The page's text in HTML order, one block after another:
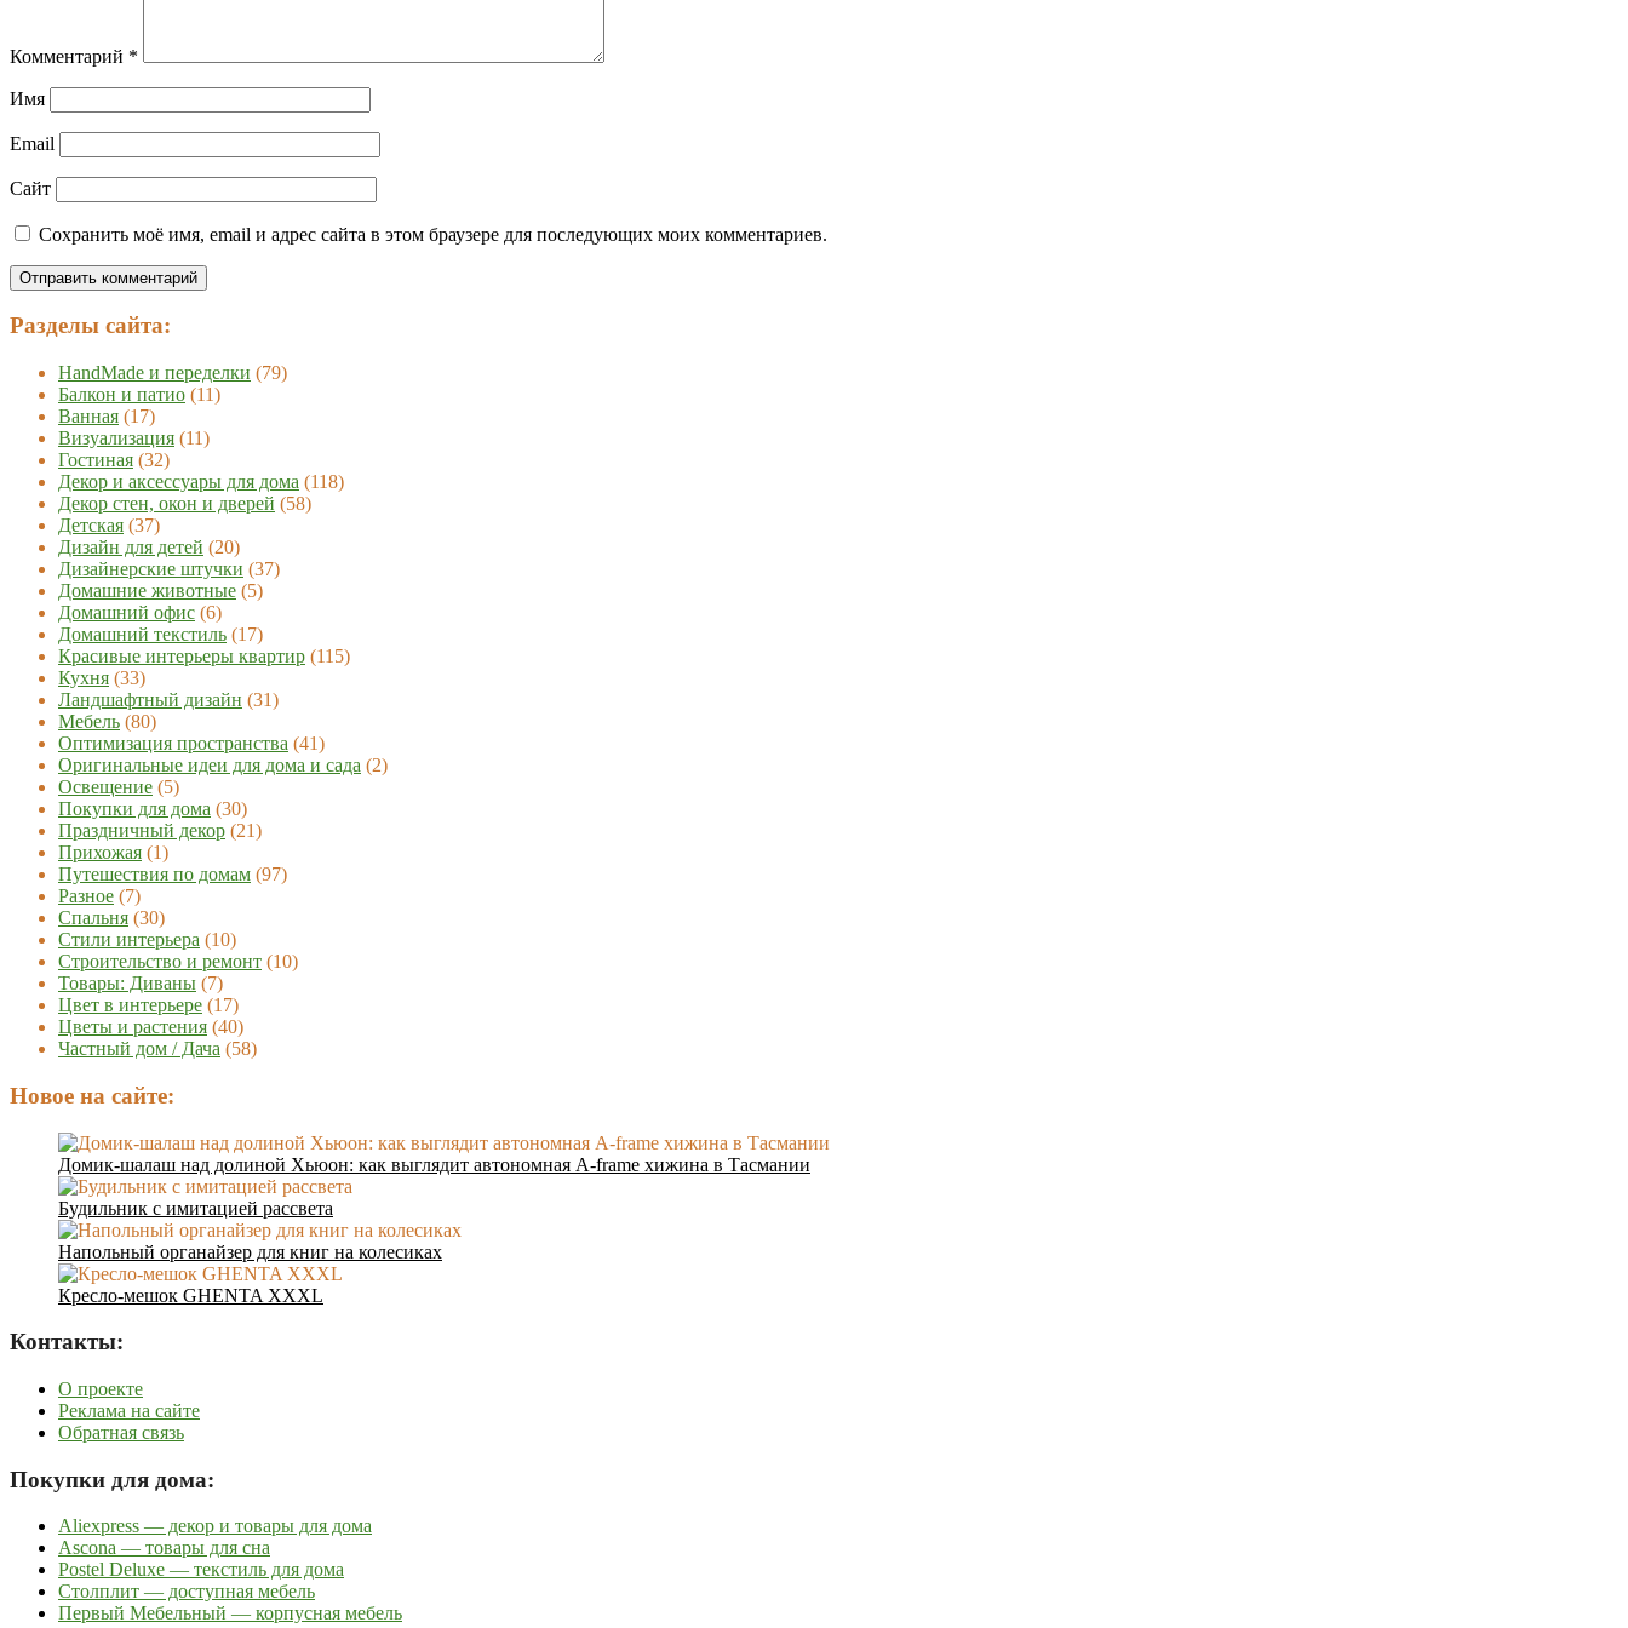
Комментарий *
Имя
Email
Сайт
Сохранить моё имя, email и адрес сайта в этом браузере для последующих моих комментариев.
Разделы сайта:
HandMade и переделки (79)
Балкон и патио (11)
Ванная (17)
Визуализация (11)
Гостиная (32)
Декор и аксессуары для дома (118)
Декор стен, окон и дверей (58)
Детская (37)
Дизайн для детей (20)
Дизайнерские штучки (37)
Домашние животные (5)
Домашний офис (6)
Домашний текстиль (17)
Красивые интерьеры квартир (115)
Кухня (33)
Ландшафтный дизайн (31)
Мебель (80)
Оптимизация пространства (41)
Оригинальные идеи для дома и сада (2)
Освещение (5)
Покупки для дома (30)
Праздничный декор (21)
Прихожая (1)
Путешествия по домам (97)
Разное (7)
Спальня (30)
Стили интерьера (10)
Строительство и ремонт (10)
Товары: Диваны (7)
Цвет в интерьере (17)
Цветы и растения (40)
Частный дом / Дача (58)
Новое на сайте:
Домик-шалаш над долиной Хьюон: как выглядит автономная A-frame хижина в Тасмании
Будильник с имитацией рассвета
Напольный органайзер для книг на колесиках
Кресло-мешок GHENTA XXXL
Контакты:
О проекте
Реклама на сайте
Обратная связь
Покупки для дома:
Aliexpress — декор и товары для дома
Ascona — товары для сна
Postel Deluxe — текстиль для дома
Столплит — доступная мебель
Первый Мебельный — корпусная мебель